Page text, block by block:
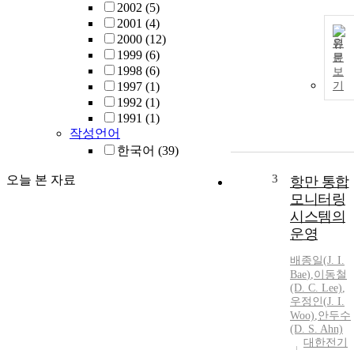
2002 (5)
2001 (4)
2000 (12)
1999 (6)
1998 (6)
1997 (1)
1992 (1)
1991 (1)
작성언어
한국어 (39)
오늘 본 자료
원
문
보
기
3
항만 통합
모니터링
시스템의
운영
배종일(J. I.
Bae),이동철
(D. C. Lee),
우정인(J. I.
Woo),안두수
(D. S. Ahn)
대한전기